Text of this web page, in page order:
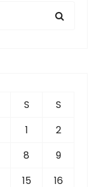
S
S
1
2
8
9
15
16